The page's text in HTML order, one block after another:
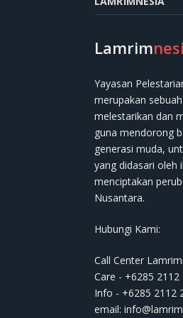
Lamrim
Yayasan
merupakan
melestarikan dan
guna mendorong
generasi muda,
yang didasari oleh
menciptakan
Nusantara.
Hubungi Kami:
Call Center
Care - +6285 2112
Info - +6285 2112
email: